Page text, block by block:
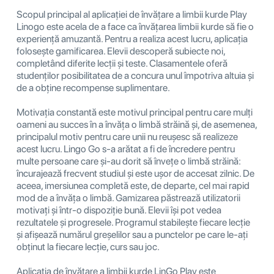
Scopul principal al aplicației de învățare a limbii kurde Play
Linogo este acela de a face ca învățarea limbii kurde să fie o
experiență amuzantă. Pentru a realiza acest lucru, aplicația
folosește gamificarea. Elevii descoperă subiecte noi,
completând diferite lecții și teste. Clasamentele oferă
studenților posibilitatea de a concura unul împotriva altuia și
de a obține recompense suplimentare.
Motivația constantă este motivul principal pentru care mulți
oameni au succes în a învăța o limbă străină și, de asemenea,
principalul motiv pentru care unii nu reușesc să realizeze
acest lucru. Lingo Go s-a arătat a fi de încredere pentru
multe persoane care și-au dorit să învețe o limbă străină:
încurajează frecvent studiul și este ușor de accesat zilnic. De
aceea, imersiunea completă este, de departe, cel mai rapid
mod de a învăța o limbă. Gamizarea păstrează utilizatorii
motivați și într-o dispoziție bună. Elevii își pot vedea
rezultatele și progresele. Programul stabilește fiecare lecție
și afișează numărul greșelilor sau a punctelor pe care le-ați
obținut la fiecare lecție, curs sau joc.
Aplicația de învățare a limbii kurde LinGo Play este